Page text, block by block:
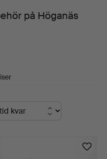
på Höganäs